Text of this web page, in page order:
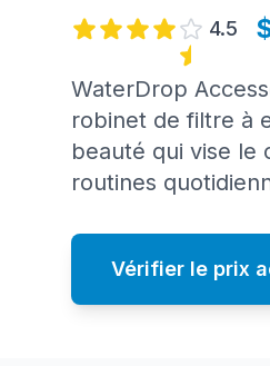
4.5
WaterDrop
robinet de filtre à
beauté qui vise le
routines
Vérifier le prix